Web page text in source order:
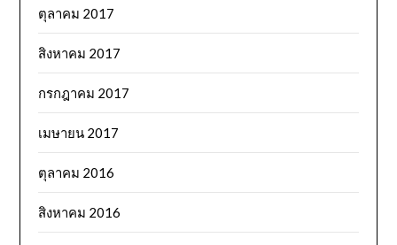
ตุลาคม 2017
สิงหาคม 2017
กรกฎาคม 2017
เมษายน 2017
ตุลาคม 2016
สิงหาคม 2016